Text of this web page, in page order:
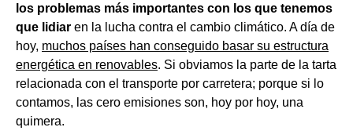
los problemas más importantes con los que tenemos
que lidiar en la lucha contra el cambio climático. A día de
hoy, muchos países han conseguido basar su estructura
energética en renovables. Si obviamos la parte de la tarta
relacionada con el transporte por carretera; porque si lo
contamos, las cero emisiones son, hoy por hoy, una
quimera.